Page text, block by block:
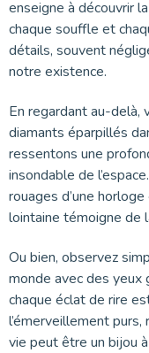
enseigne à découvrir
chaque souffle et
détails, souvent
notre existence.
En regardant au-
diamants éparpillés
ressentons une
insondable de
rouages d’une
lointaine témoigne de
Ou bien, observez
monde avec des yeux
chaque éclat de rire
l’émerveillement
vie peut être un bijou